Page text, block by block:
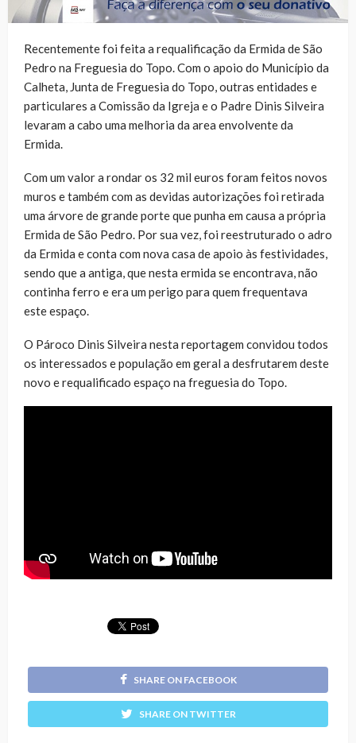
Recentemente foi feita a requalificação da Ermida de São
Pedro na Freguesia do Topo. Com o apoio do Município da
Calheta, Junta de Freguesia do Topo, outras entidades e
particulares a Comissão da Igreja e o Padre Dinis Silveira
levaram a cabo uma melhoria da area envolvente da
Ermida.
Com um valor a rondar os 32 mil euros foram feitos novos
muros e também com as devidas autorizações foi retirada
uma árvore de grande porte que punha em causa a própria
Ermida de São Pedro. Por sua vez, foi reestruturado o adro
da Ermida e conta com nova casa de apoio às festividades,
sendo que a antiga, que nesta ermida se encontrava, não
continha ferro e era um perigo para quem frequentava
este espaço.
O Pároco Dinis Silveira nesta reportagem convidou todos
os interessados e população em geral a desfrutarem deste
novo e requalificado espaço na freguesia do Topo.
SHARE ON FACEBOOK
SHARE ON TWITTER